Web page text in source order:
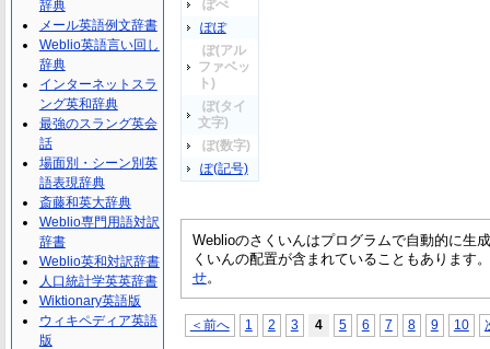
ぽぺ
ぽぽ
ぽ(アル
ファベッ
ト)
ぽ(タイ
文字)
ぽ(数字)
ぽ(記号)
Weblioのさくいんはプログラムで自動的に生
くいんの配置が含まれていることもあります
せ。
＜前へ 1 2 3 4 5 6 7 8 9 10
辞典
メール英語例文辞書
Weblio英語言い回し
辞典
インターネットスラ
ング英和辞典
最強のスラング英会
話
場面別・シーン別英
語表現辞典
斎藤和英大辞典
Weblio専門用語対訳
辞書
Weblio英和対訳辞書
人口統計学英英辞書
Wiktionary英語版
ウィキペディア英語
版